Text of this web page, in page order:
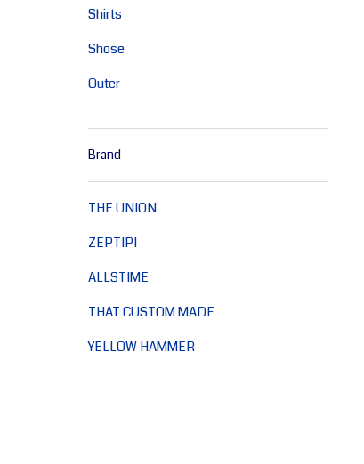
Shirts
Shose
Outer
Brand
THE UNION
ZEPTIPI
ALLSTIME
THAT CUSTOM MADE
YELLOW HAMMER